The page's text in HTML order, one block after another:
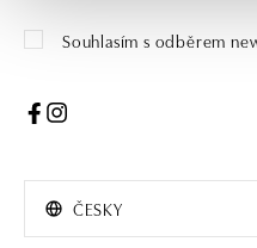
Souhlasím s odběrem
ČESKY